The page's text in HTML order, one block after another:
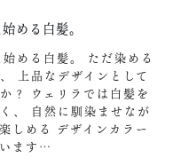
める白髪。
める白髪。 ただ染める
上品なデザインとして
？ ウェリラでは白髪を
、 自然に馴染ませなが
しめる デザインカラー
ます…